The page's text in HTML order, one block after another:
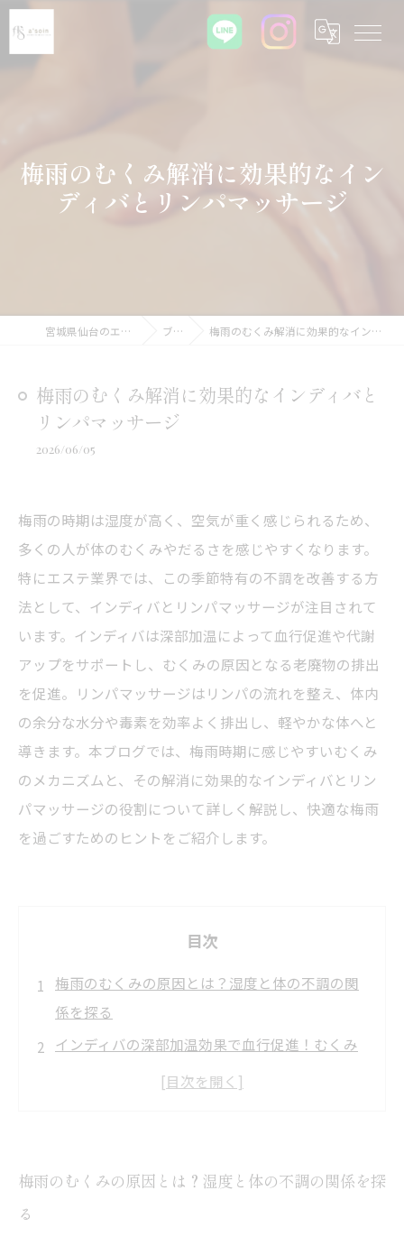
梅雨のむくみ解消に効果的なイン
ディバとリンパマッサージ
宮城県仙台のエステならa'soin ブログ 梅雨のむくみ解消に効果的なインディバとリンパマッサージ
梅雨のむくみ解消に効果的なインディバと
リンパマッサージ
2026/06/05
梅雨の時期は湿度が高く、空気が重く感じられるため、
多くの人が体のむくみやだるさを感じやすくなります。
特にエステ業界では、この季節特有の不調を改善する方
法として、インディバとリンパマッサージが注目されて
います。インディバは深部加温によって血行促進や代謝
アップをサポートし、むくみの原因となる老廃物の排出
を促進。リンパマッサージはリンパの流れを整え、体内
の余分な水分や毒素を効率よく排出し、軽やかな体へと
導きます。本ブログでは、梅雨時期に感じやすいむくみ
のメカニズムと、その解消に効果的なインディバとリン
パマッサージの役割について詳しく解説し、快適な梅雨
を過ごすためのヒントをご紹介します。
目次
梅雨のむくみの原因とは？湿度と体の不調の関
係を探る
インディバの深部加温効果で血行促進！むくみ
梅雨のむくみの原因とは？湿度と体の不調の関係を探
る